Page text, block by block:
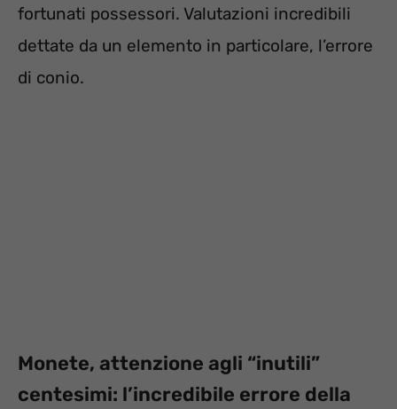
fortunati possessori. Valutazioni incredibili
dettate da un elemento in particolare, l’errore
di conio.
Monete, attenzione agli “inutili”
centesimi: l’incredibile errore della